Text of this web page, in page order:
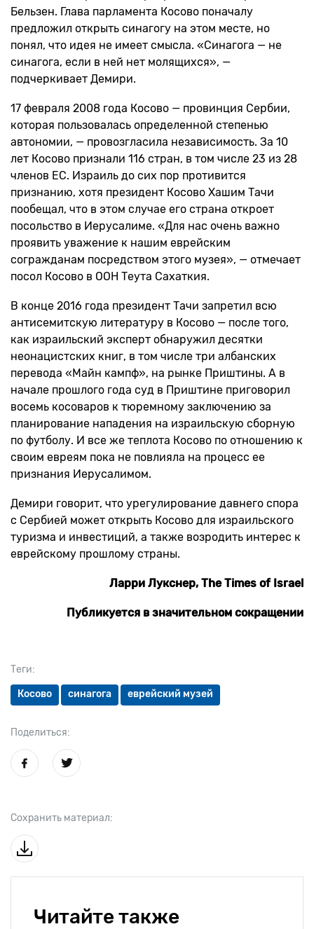
Теги:
Косово синагога еврейский музей
Поделиться:
Сохранить материал:
Бельзен. Глава парламента Косово поначалу
предложил открыть синагогу на этом месте, но
понял, что идея не имеет смысла. «Синагога — не
синагога, если в ней нет молящихся», —
подчеркивает Демири.
17 февраля 2008 года Косово — провинция Сербии,
которая пользовалась определенной степенью
автономии, — провозгласила независимость. За 10
лет Косово признали 116 стран, в том числе 23 из 28
членов ЕС. Израиль до сих пор противится
признанию, хотя президент Косово Хашим Тачи
пообещал, что в этом случае его страна откроет
посольство в Иерусалиме. «Для нас очень важно
проявить уважение к нашим еврейским
согражданам посредством этого музея», — отмечает
посол Косово в ООН Теута Сахаткия.
В конце 2016 года президент Тачи запретил всю
антисемитскую литературу в Косово — после того,
как израильский эксперт обнаружил десятки
неонацистских книг, в том числе три албанских
перевода «Майн кампф», на рынке Приштины. А в
начале прошлого года суд в Приштине приговорил
восемь косоваров к тюремному заключению за
планирование нападения на израильскую сборную
по футболу. И все же теплота Косово по отношению к
своим евреям пока не повлияла на процесс ее
признания Иерусалимом.
Демири говорит, что урегулирование давнего спора
с Сербией может открыть Косово для израильского
туризма и инвестиций, а также возродить интерес к
еврейскому прошлому страны.
Ларри Лукснер, The Times of Israel
Публикуется в значительном сокращении
Читайте также